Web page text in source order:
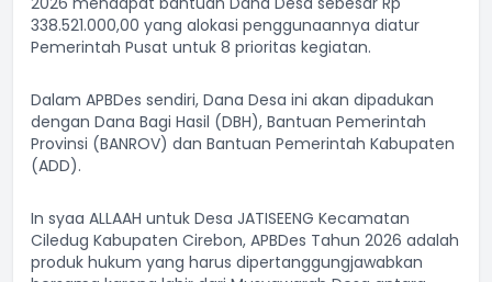
338.521.000,00 yang alokasi penggunaannya diatur
Pemerintah Pusat untuk 8 prioritas kegiatan.
Dalam APBDes sendiri, Dana Desa ini akan dipadukan
dengan Dana Bagi Hasil (DBH), Bantuan Pemerintah
Provinsi (BANROV) dan Bantuan Pemerintah Kabupaten
(ADD).
In syaa ALLAAH untuk Desa JATISEENG Kecamatan
Ciledug Kabupaten Cirebon, APBDes Tahun 2026 adalah
produk hukum yang harus dipertanggungjawabkan